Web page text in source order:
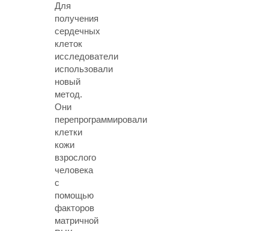
Для
получения
сердечных
клеток
исследователи
использовали
новый
метод.
Они
перепрограммировали
клетки
кожи
взрослого
человека
с
помощью
факторов
матричной